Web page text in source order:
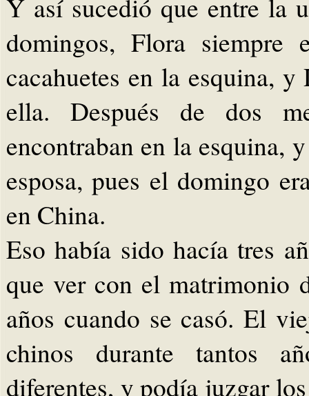
Y así sucedió que entre la
domingos, Flora siempre
cacahuetes en la esquina,
ella. Después de dos
encontraban en la esquina,
esposa, pues el domingo
en China.
Eso había sido hacía tres
que ver con el matrimonio
años cuando se casó. El
chinos durante tantos
diferentes, y podía juzgar